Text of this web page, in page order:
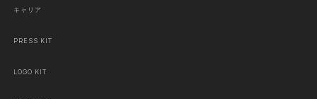
キャリア
PRESS KIT
LOGO KIT